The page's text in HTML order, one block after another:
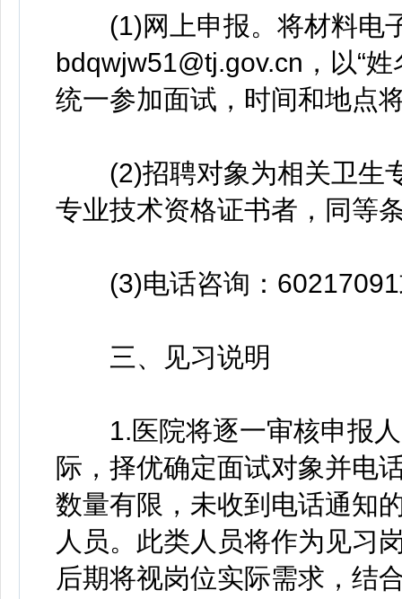
(1)网上申报。将材料电
bdqwjw51@tj.gov.cn，以“
统一参加面试，时间和地点
(2)招聘对象为相关卫生
专业技术资格证书者，同等
(3)电话咨询：60217091
三、见习说明
1.医院将逐一审核申报人
际，择优确定面试对象并电
数量有限，未收到电话通知
人员。此类人员将作为见习
后期将视岗位实际需求，结